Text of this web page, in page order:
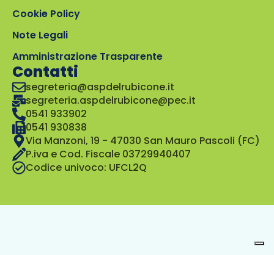
Cookie Policy
Note Legali
Amministrazione Trasparente
Contatti
segreteria@aspdelrubicone.it
segreteria.aspdelrubicone@pec.it
0541 933902
0541 930838
Via Manzoni, 19 - 47030 San Mauro Pascoli (FC)
P.iva e Cod. Fiscale 03729940407
Codice univoco: UFCL2Q